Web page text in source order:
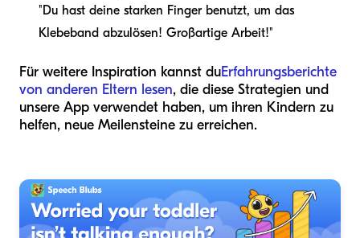
"Du hast deine starken Finger benutzt, um das
Klebeband abzulösen! Großartige Arbeit!"
Für weitere Inspiration kannst duErfahrungsberichte
von anderen Eltern lesen, die diese Strategien und
unsere App verwendet haben, um ihren Kindern zu
helfen, neue Meilensteine zu erreichen.